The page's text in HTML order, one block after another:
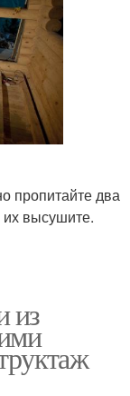
пропитайте два
их высушите.
из